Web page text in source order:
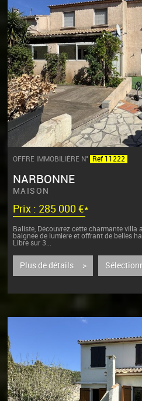
OFFRE IMMOBILIÈRE N° Ref 11222
NARBONNE
MAISON
Prix : 285 000 €*
Baliste, Découvrez cette charmante villa
baignée de lumière et offrant de belles
Libre sur 3...
Plus de détails >